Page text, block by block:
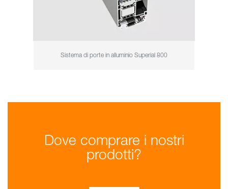
Sistema di porte in alluminio Superial 800
Dove comprare i nostri
prodotti?